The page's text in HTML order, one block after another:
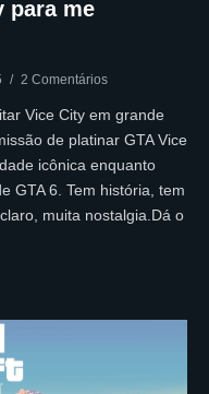
para me
2 Comentários
Vice City em grande
de platinar GTA Vice
icônica enquanto
GTA 6. Tem história, tem
muita nostalgia.Dá o